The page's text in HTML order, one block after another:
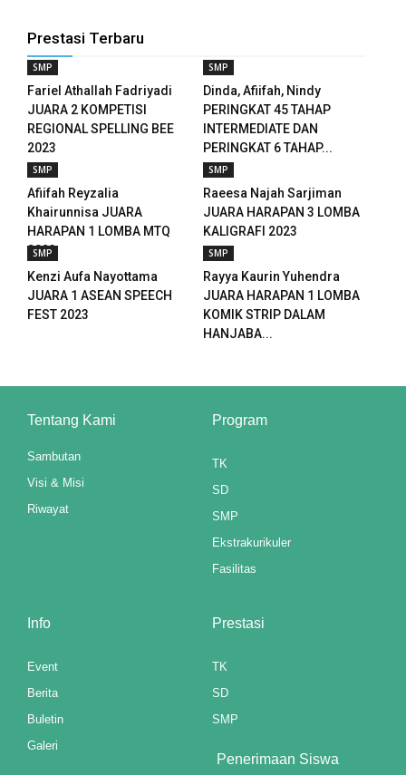
al
Prestasi Terbaru
SMP
Fariel Athallah Fadriyadi
JUARA 2 KOMPETISI
REGIONAL SPELLING BEE
2023
SMP
Dinda, Afiifah, Nindy
PERINGKAT 45 TAHAP
INTERMEDIATE DAN
PERINGKAT 6 TAHAP...
SMP
Afiifah Reyzalia
Khairunnisa JUARA
HARAPAN 1 LOMBA MTQ
2023
SMP
Raeesa Najah Sarjiman
JUARA HARAPAN 3 LOMBA
KALIGRAFI 2023
SMP
Kenzi Aufa Nayottama
JUARA 1 ASEAN SPEECH
FEST 2023
SMP
Rayya Kaurin Yuhendra
JUARA HARAPAN 1 LOMBA
KOMIK STRIP DALAM
HANJABA...
Tentang Kami
Sambutan
Visi & Misi
Riwayat
Program
TK
SD
SMP
Ekstrakurikuler
Fasilitas
Info
Event
Berita
Buletin
Galeri
Prestasi
TK
SD
SMP
Penerimaan Siswa